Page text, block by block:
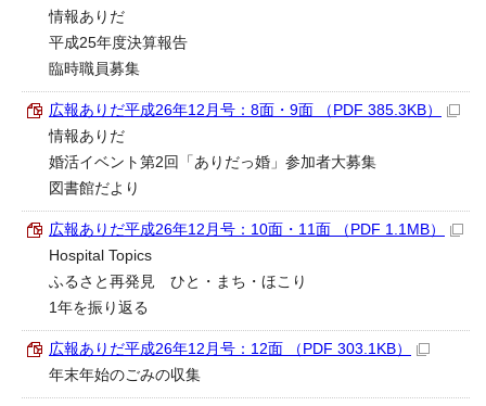
情報ありだ
平成25年度決算報告
臨時職員募集
広報ありだ平成26年12月号：8面・9面 （PDF 385.3KB）
情報ありだ
婚活イベント第2回「ありだっ婚」参加者大募集
図書館だより
広報ありだ平成26年12月号：10面・11面 （PDF 1.1MB）
Hospital Topics
ふるさと再発見 ひと・まち・ほこり
1年を振り返る
広報ありだ平成26年12月号：12面 （PDF 303.1KB）
年末年始のごみの収集